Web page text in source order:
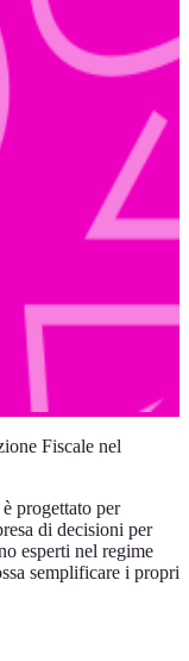
Fiscale nel
progettato per
di decisioni per
esperti nel regime
semplificare i propri